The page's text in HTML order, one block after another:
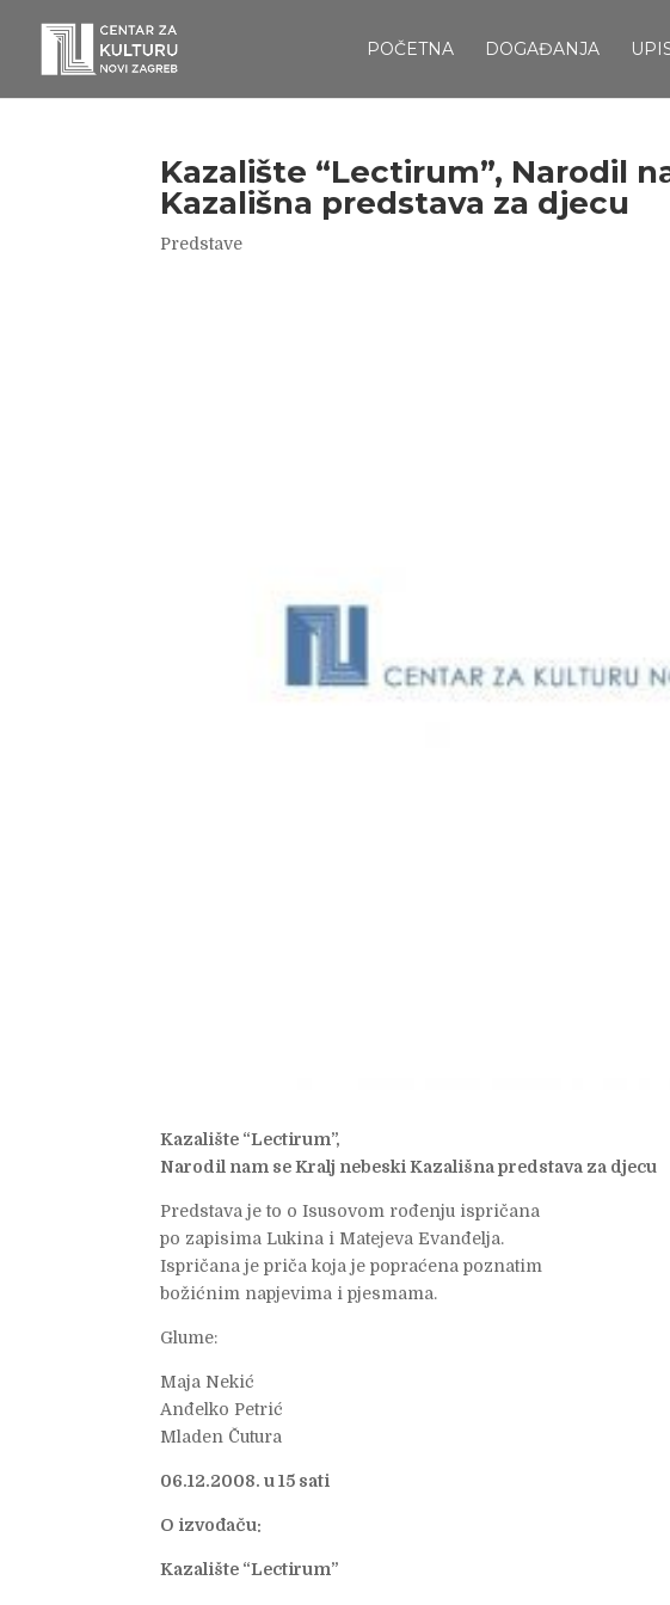
POČETNA DOGAĐANJA
Kazalište “Lectirum”, Narodil
Kazališna predstava za djecu
Predstave
Kazalište “Lectirum”,
Narodil nam se Kralj nebeski Kazališna predstava za djecu
Predstava je to o Isusovom rođenju ispričana
po zapisima Lukina i Matejeva Evanđelja.
Ispričana je priča koja je popraćena poznatim
božićnim napjevima i pjesmama.
Glume:
Maja Nekić
Anđelko Petrić
Mladen Čutura
06.12.2008. u 15 sati
O izvođaču:
Kazalište “Lectirum”